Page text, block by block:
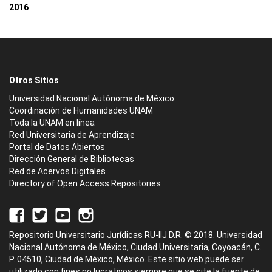
2016
Otros Sitios
Universidad Nacional Autónoma de México
Coordinación de Humanidades UNAM
Toda la UNAM en línea
Red Universitaria de Aprendizaje
Portal de Datos Abiertos
Dirección General de Bibliotecas
Red de Acervos Digitales
Directory of Open Access Repositories
Repositorio Universitario Jurídicas RU-IIJ D.R. © 2018. Universidad
Nacional Autónoma de México, Ciudad Universitaria, Coyoacán, C.
P. 04510, Ciudad de México, México. Este sitio web puede ser